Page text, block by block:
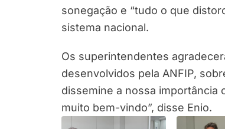
sonegação e “tudo o que
sistema nacional.
Os superintendentes
desenvolvidos pela ANFIP,
dissemine a nossa importância
muito bem-vindo”, disse Enio.